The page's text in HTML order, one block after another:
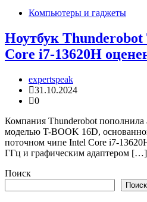
Компьютеры и гаджеты
Ноутбук
Core i7-13620H
expertspeak
31.10.2024
0
Компания Thunderobot пополнила
моделью T-BOOK 16D,
поточном чипе Intel Core i7-
ГГц и графическим адаптером […]
Поиск
Поиск